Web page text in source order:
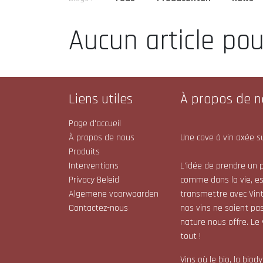
Aucun article
Liens utiles
Page d'accueil
À propos de nous
Produits
Interventions
Privacy Beleid
Algemene voorwaarden
Contactez-nous
À propos de
Une cave à vin axée
L'idée de prendre un
comme dans la vie,
transmettre avec
nos vins ne soient
nature nous offre.
tout !
Vins où le bio, la